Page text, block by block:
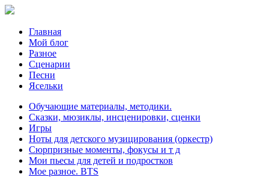
Главная
Мой блог
Разное
Сценарии
Песни
Ясельки
Обучающие материалы, методики.
Сказки, мюзиклы, инсценировки, сценки
Игры
Ноты для детского музицирования (оркестр)
Сюрпризные моменты, фокусы и т д
Мои пьесы для детей и подростков
Мое разное. BTS